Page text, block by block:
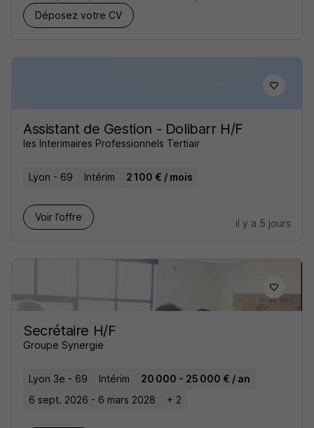
Déposez votre CV
Assistant de Gestion - Dolibarr H/F
les Interimaires Professionnels Tertiair
Lyon - 69 Intérim 2 100 € / mois
Voir l’offre
il y a 5 jours
Secrétaire H/F
Groupe Synergie
Lyon 3e - 69 Intérim
20 000 - 25 000 € / an
6 sept. 2026 - 6 mars 2028
+ 2